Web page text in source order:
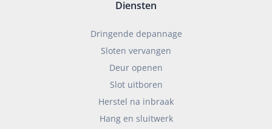
Diensten
Dringende depannage
Sloten vervangen
Deur openen
Slot uitboren
Herstel na inbraak
Hang en sluitwerk